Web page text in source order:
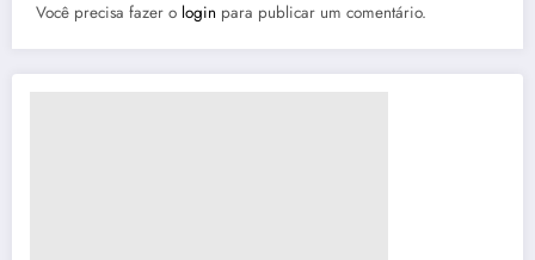
Você precisa fazer o login para publicar um comentário.